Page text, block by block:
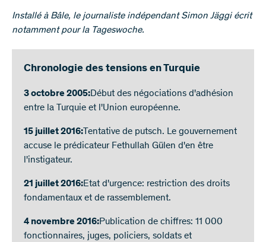
Installé à Bâle, le journaliste indépendant Simon Jäggi écrit
notamment pour la Tageswoche.
Chronologie des tensions en Turquie
3 octobre 2005:Début des négociations d'adhésion
entre la Turquie et l'Union européenne.
15 juillet 2016:Tentative de putsch. Le gouvernement
accuse le prédicateur Fethullah Gülen d'en être
l'instigateur.
21 juillet 2016:Etat d'urgence: restriction des droits
fondamentaux et de rassemblement.
4 novembre 2016:Publication de chiffres: 11 000
fonctionnaires, juges, policiers, soldats et